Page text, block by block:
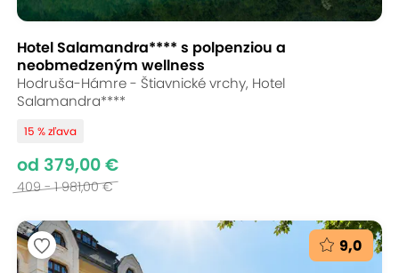
Hotel Salamandra**** s polpenziou a
neobmedzeným wellness
Hodruša-Hámre - Štiavnické vrchy, Hotel
Salamandra****
15 % zľava
od 379,00 €
409 - 1 981,00 €
9,0